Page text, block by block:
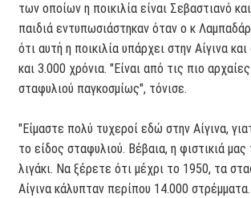
των οποίων η ποικιλία είναι Σεβαστιανό
παιδιά εντυπωσιάστηκαν όταν ο κ
ότι αυτή η ποικιλία υπάρχει στην Αίγινα
και 3.000 χρόνια. "Είναι από τις πιο
σταφυλιού παγκοσμίως", τόνισε.
"Είμαστε πολύ τυχεροί εδώ στην Αίγινα,
το είδος σταφυλιού. Βέβαια, η φιστικιά
λιγάκι. Να ξέρετε ότι μέχρι το 1950, τα
Αίγινα κάλυπταν περίπου 14.000